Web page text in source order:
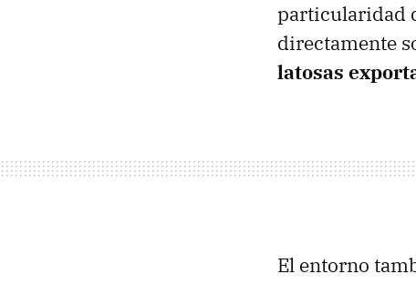
particularidad
directamente
latosas
El entorno